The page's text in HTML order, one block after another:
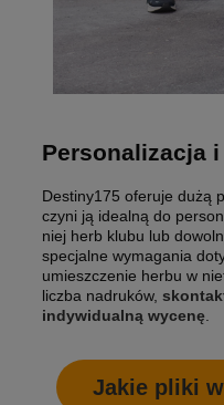
Personalizacja
Destiny175 oferuje dużą
czyni ją idealną do
niej herb klubu lub
specjalne wymagania
umieszczenie herbu w
liczba nadruków,
indywidualną wycenę
Jakie pliki